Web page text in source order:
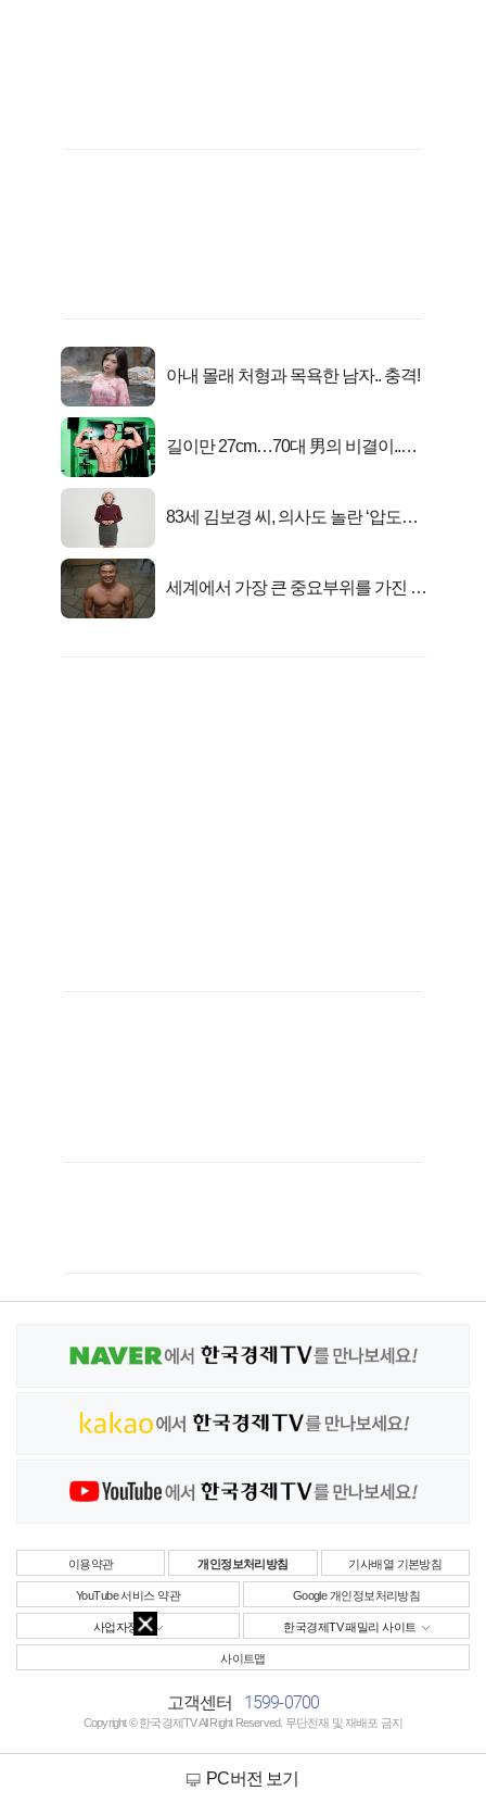
아내 몰래 처형과 목욕한 남자.. 충격!
길이만 27cm…70대 男의 비결이..충
83세 김보경 씨, 의사도 놀란 ‘압도적
세계에서 가장 큰 중요부위를 가진 남
이용약관 개인정보처리방침 기사배열 기본방침
YouTube 서비스 약관 Google 개인정보처리방침
사업자정보 한국경제TV 패밀리 사이트
사이트맵
고객센터 1599-0700
Copyright © 한국경제TV All Right Reserved. 무단전재 및 재배포 금지
PC버전 보기